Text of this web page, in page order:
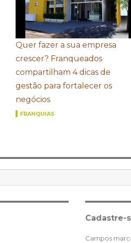
Quer fazer a sua empresa
crescer? Franqueados
compartilham 4 dicas de
gestão para fortalecer os
negócios
FRANQUIAS
Cadastre-
Campos